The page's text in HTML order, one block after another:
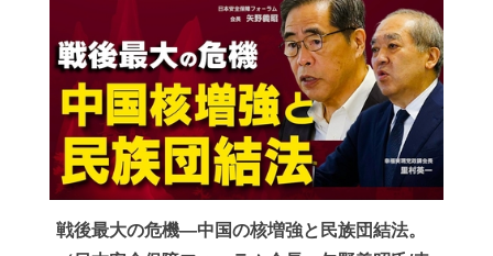
戦後最大の危機―中国の核増強と民族団結法。